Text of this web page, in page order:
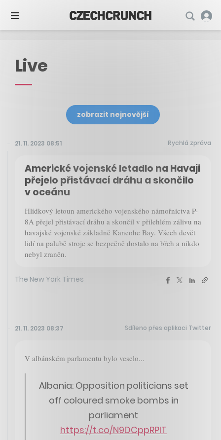
Live
zobrazit nejnovější
21. 11. 2023 08:51 Rychlá zpráva
Americké vojenské letadlo na Havaji
přejelo přistávací dráhu a skončilo
v oceánu
Hlídkový letoun amerického vojenského námořnictva P-
8A přejel přistávací dráhu a skončil v přilehlém zálivu na
havajské vojenské základně Kaneohe Bay. Všech devět
lidí na palubě stroje se bezpečně dostalo na břeh a nikdo
nebyl zraněn.
The New York Times
21. 11. 2023 08:37 Sdíleno přes aplikaci Twitter
V albánském parlamentu bylo veselo...
Albania: Opposition politicians set
off coloured smoke bombs in
parliament
https://t.co/N9DCppRPlT